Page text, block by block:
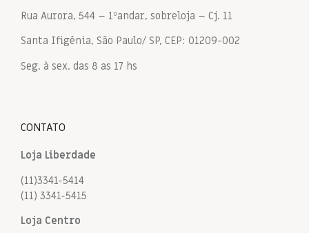
Rua Aurora, 544 – 1ºandar, sobreloja – Cj. 11
Santa Ifigênia, São Paulo/ SP, CEP: 01209-002
Seg. à sex. das 8 as 17 hs
CONTATO
Loja Liberdade
(11)3341-5414
(11) 3341-5415
Loja Centro